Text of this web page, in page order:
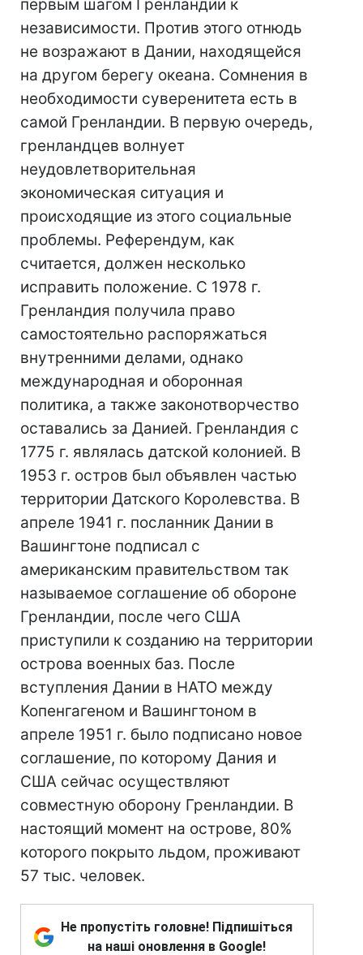
первым шагом Гренландии к
независимости. Против этого отнюдь
не возражают в Дании, находящейся
на другом берегу океана. Сомнения в
необходимости суверенитета есть в
самой Гренландии. В первую очередь,
гренландцев волнует
неудовлетворительная
экономическая ситуация и
происходящие из этого социальные
проблемы. Референдум, как
считается, должен несколько
исправить положение. С 1978 г.
Гренландия получила право
самостоятельно распоряжаться
внутренними делами, однако
международная и оборонная
политика, а также законотворчество
оставались за Данией. Гренландия с
1775 г. являлась датской колонией. В
1953 г. остров был объявлен частью
территории Датского Королевства. В
апреле 1941 г. посланник Дании в
Вашингтоне подписал с
американским правительством так
называемое соглашение об обороне
Гренландии, после чего США
приступили к созданию на территории
острова военных баз. После
вступления Дании в НАТО между
Копенгагеном и Вашингтоном в
апреле 1951 г. было подписано новое
соглашение, по которому Дания и
США сейчас осуществляют
совместную оборону Гренландии. В
настоящий момент на острове, 80%
которого покрыто льдом, проживают
57 тыс. человек.
Не пропустіть головне! Підпишіться
на наші оновлення в Google!